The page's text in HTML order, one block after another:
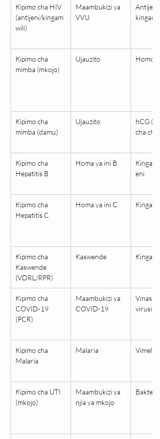
Kipimo cha HIV
(antijeni/kingam
wili)
Maambukizi ya
VVU
Antijeni
Kipimo cha
mimba (mkojo)
Ujauzito Homoni
Kipimo cha
mimba (damu)
Ujauzito
hCG
cha
Kipimo cha
Hepatitis B
Homa ya ini B
eni
Kipimo cha
Hepatitis C
Homa ya ini C
Kipimo cha
Kaswende
(VDRL/RPR)
Kaswende
Kipimo cha
COVID-19
(PCR)
Maambukizi ya
COVID-19
virusi
Kipimo cha
Malaria
Malaria
Kipimo cha UTI
(mkojo)
Maambukizi ya
njia ya mkojo
Bakteria